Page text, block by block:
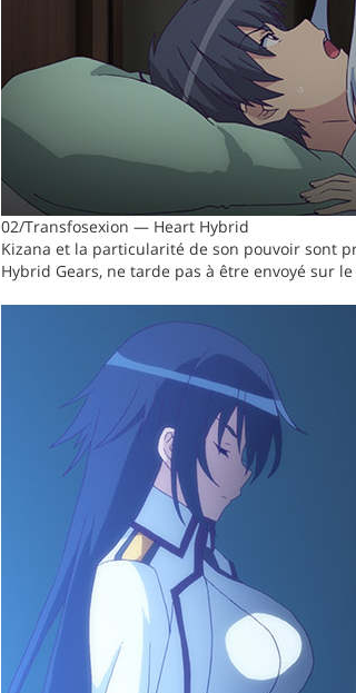
02/Transfosexion — Heart Hybrid
Kizana et la particularité de son pouvoir sont
Hybrid Gears, ne tarde pas à être envoyé sur